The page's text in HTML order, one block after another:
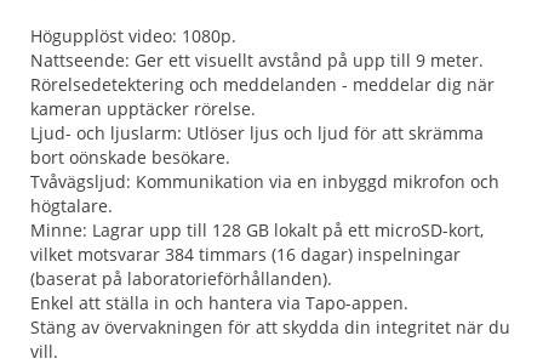
Högupplöst video: 1080p.
Nattseende: Ger ett visuellt avstånd på upp till 9 meter.
Rörelsedetektering och meddelanden - meddelar dig när
kameran upptäcker rörelse.
Ljud- och ljuslarm: Utlöser ljus och ljud för att skrämma
bort oönskade besökare.
Tvåvägsljud: Kommunikation via en inbyggd mikrofon och
högtalare.
Minne: Lagrar upp till 128 GB lokalt på ett microSD-kort,
vilket motsvarar 384 timmars (16 dagar) inspelningar
(baserat på laboratorieförhållanden).
Enkel att ställa in och hantera via Tapo-appen.
Stäng av övervakningen för att skydda din integritet när du
vill.